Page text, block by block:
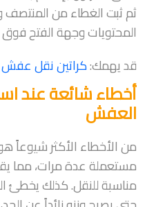
ثم ثبت الغطاء من المنتصف
المحتويات وجهة الفتح فوق
قد يهمك:كراتين نقل
أخطاء شائعة عند
العفش
من الأخطاء الأكثر شيوعاً
مستعملة عدة مرات، مما
مناسبة للنقل. كذلك يخطئ